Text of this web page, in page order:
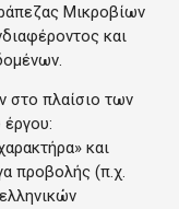
Μικροβίων
και
στο πλαίσιο των
και
προβολής (π.χ.